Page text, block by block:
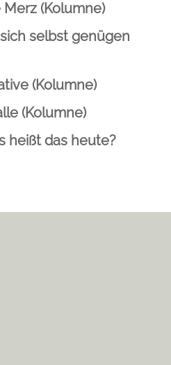
(Kolumne)
selbst genügen
(Kolumne)
(Kolumne)
heißt das heute?